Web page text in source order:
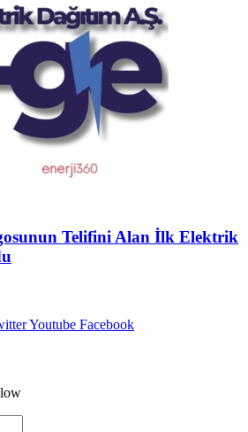
Telifini Alan İlk Elektrik
Youtube Facebook